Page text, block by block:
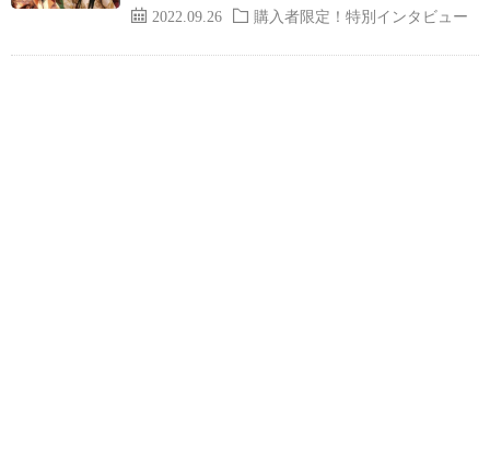
2022.09.26 購入者限定！特別インタビュー